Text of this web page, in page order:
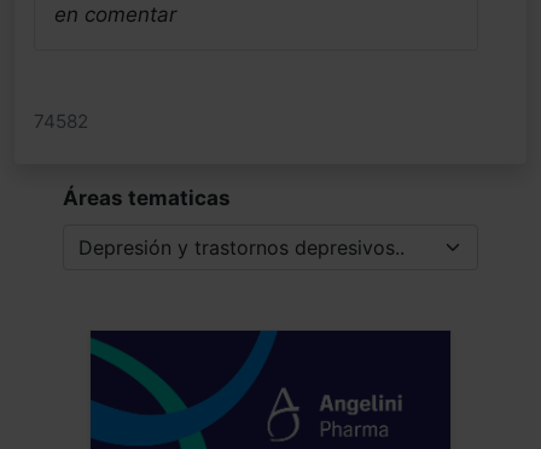
en comentar
74582
Áreas tematicas